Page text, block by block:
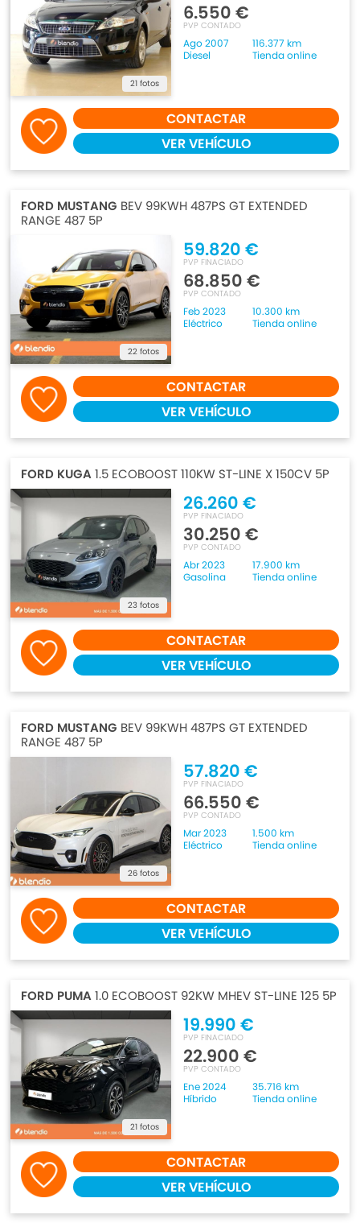
21 fotos
6.550 €
PVP CONTADO
Ago 2007
116.377 km
Diesel
Tienda online
CONTACTAR
VER VEHÍCULO
FORD MUSTANG BEV 99KWH 487PS GT EXTENDED
RANGE 487 5P
22 fotos
59.820 €
PVP FINACIADO
68.850 €
PVP CONTADO
Feb 2023
10.300 km
Eléctrico
Tienda online
CONTACTAR
VER VEHÍCULO
FORD KUGA1.5 ECOBOOST 110KW ST-LINE X 150CV 5P
23 fotos
26.260 €
PVP FINACIADO
30.250 €
PVP CONTADO
Abr 2023
17.900 km
Gasolina
Tienda online
CONTACTAR
VER VEHÍCULO
FORD MUSTANG BEV 99KWH 487PS GT EXTENDED
RANGE 487 5P
26 fotos
57.820 €
PVP FINACIADO
66.550 €
PVP CONTADO
Mar 2023
1.500 km
Eléctrico
Tienda online
CONTACTAR
VER VEHÍCULO
FORD PUMA1.0 ECOBOOST 92KW MHEV ST-LINE 125 5P
21 fotos
19.990 €
PVP FINACIADO
22.900 €
PVP CONTADO
Ene 2024
35.716 km
Híbrido
Tienda online
CONTACTAR
VER VEHÍCULO